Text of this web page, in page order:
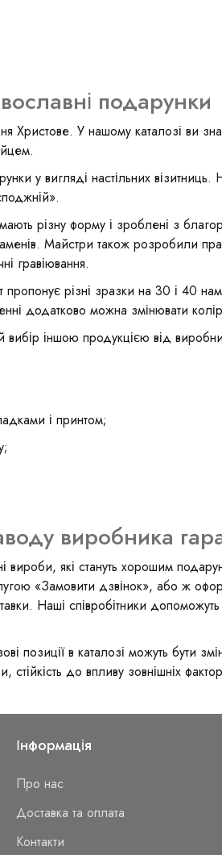
подарунки
Христове. У нашому каталозі ви
у вигляді настільних
різну форму і зроблені з
Майстри також розробили
гравіювання.
різні зразки на 30 і 40
додатково можна змінювати
іншою продукцією від
і принтом;
виробника
вироби, які стануть хорошим
«Замовити дзвінок», або ж
Наші співробітники
позиції в каталозі можуть бути
до впливу зовнішніх
Інформація
Про нас
Доставка та оплата
Контакти